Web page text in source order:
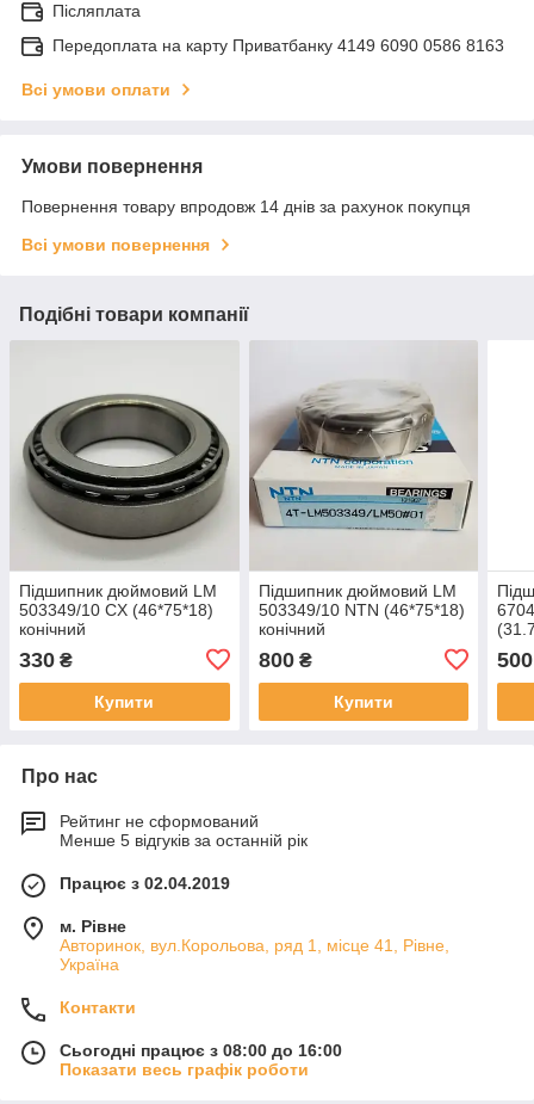
Післяплата
Передоплата на карту Приватбанку 4149 6090 0586 8163
Всі умови оплати
Умови повернення
Повернення товару впродовж 14 днів за рахунок покупця
Всі умови повернення
Подібні товари компанії
Підшипник дюймовий LM
503349/10 CX (46*75*18)
конічний
330 ₴
Купити
Підшипник дюймовий LM
503349/10 NTN (46*75*18)
конічний
800₴
Купити
500
Про нас
Рейтинг не сформований
Менше 5 відгуків за останній рік
Працює з 02.04.2019
м. Рівне
Авторинок, вул.Корольова, ряд 1, місце 41, Рівне,
Україна
Контакти
Сьогодні працює з 08:00 до 16:00
Показати весь графік роботи